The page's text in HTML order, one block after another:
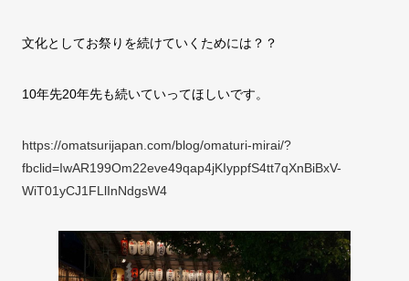
文化としてお祭りを続けていくためには？？
10年先20年先も続いていってほしいです。
https://omatsurijapan.com/blog/omaturi-mirai/?
fbclid=IwAR199Om22eve49qap4jKIyppfS4tt7qXnBiBxV-
WiT01yCJ1FLlInNdgsW4